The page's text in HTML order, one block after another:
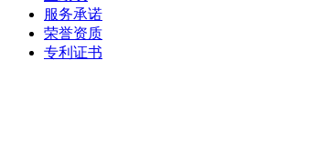
服务承诺
荣誉资质
专利证书